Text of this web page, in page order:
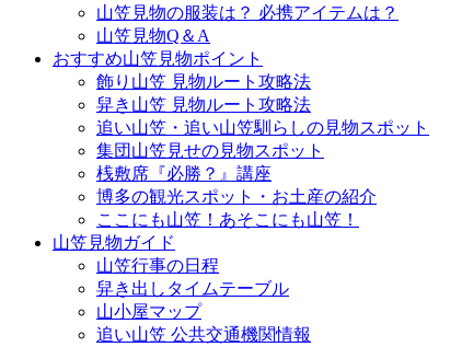
山笠見物の服装は？ 必携アイテムは？
山笠見物Q＆A
おすすめ山笠見物ポイント
飾り山笠 見物ルート攻略法
舁き山笠 見物ルート攻略法
追い山笠・追い山笠馴らしの見物スポット
集団山笠見せの見物スポット
桟敷席『必勝？』講座
博多の観光スポット・お土産の紹介
ここにも山笠！あそこにも山笠！
山笠見物ガイド
山笠行事の日程
舁き出しタイムテーブル
山小屋マップ
追い山笠 公共交通機関情報